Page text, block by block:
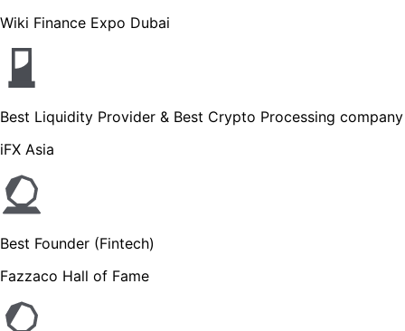
Wiki Finance Expo Dubai
Best Liquidity Provider & Best Crypto Processing company
iFX Asia
Best Founder (Fintech)
Fazzaco Hall of Fame